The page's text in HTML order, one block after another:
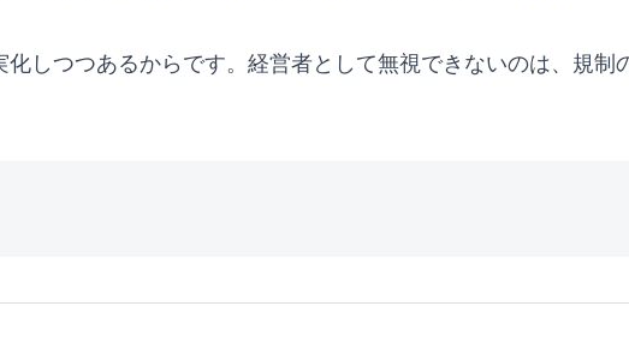
しつつあるからです。経営者として無視できないのは、規制